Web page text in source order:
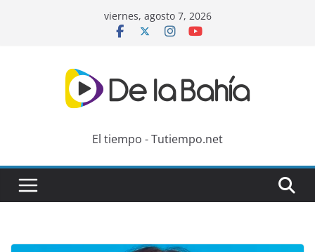
viernes, agosto 7, 2026
El tiempo - Tutiempo.net